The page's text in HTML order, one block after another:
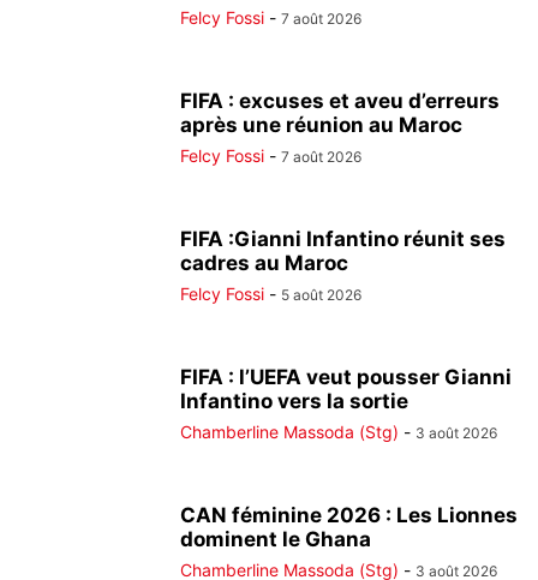
Felcy Fossi - 7 août 2026
FIFA : excuses et aveu d’erreurs
après une réunion au Maroc
Felcy Fossi - 7 août 2026
FIFA :Gianni Infantino réunit ses
cadres au Maroc
Felcy Fossi - 5 août 2026
FIFA : l’UEFA veut pousser Gianni
Infantino vers la sortie
Chamberline Massoda (Stg) - 3 août 2026
CAN féminine 2026 : Les Lionnes
dominent le Ghana
Chamberline Massoda (Stg) - 3 août 2026